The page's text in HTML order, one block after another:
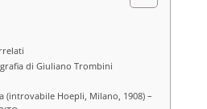
di Giuliano Trombini
(introvabile Hoepli, Milano, 1908) –